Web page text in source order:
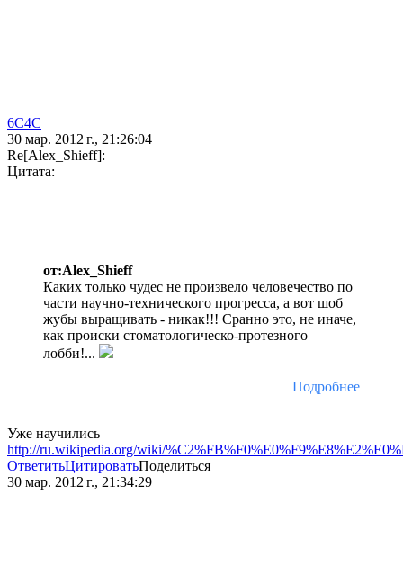
6C4C
30 мар. 2012 г., 21:26:04
Re[Alex_Shieff]:
Цитата:
от:Alex_Shieff
Каких только чудес не произвело человечество по
части научно-технического прогресса, а вот шоб
жубы выращивать - никак!!! Сранно это, не иначе,
как происки стоматологическо-протезного
лобби!...
Подробнее
Уже научились
http://ru.wikipedia.org/wiki/
ОтветитьЦитироватьПоделиться
30 мар. 2012 г., 21:34:29